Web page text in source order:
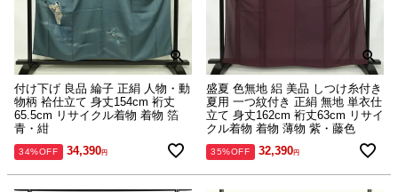
付け下げ 良品 綸子 正絹 人物・動
物柄 袷仕立て 身丈154cm 裄丈
65.5cm リサイクル着物 着物 箔
青・紺
34%OFF 34,390
盛夏 色無地 絽 美品 しつけ糸付き
夏用 一つ紋付き 正絹 無地 単衣仕
立て 身丈162cm 裄丈63cm リサイ
クル着物 着物 薄物 紫・藤色
35%OFF 32,390